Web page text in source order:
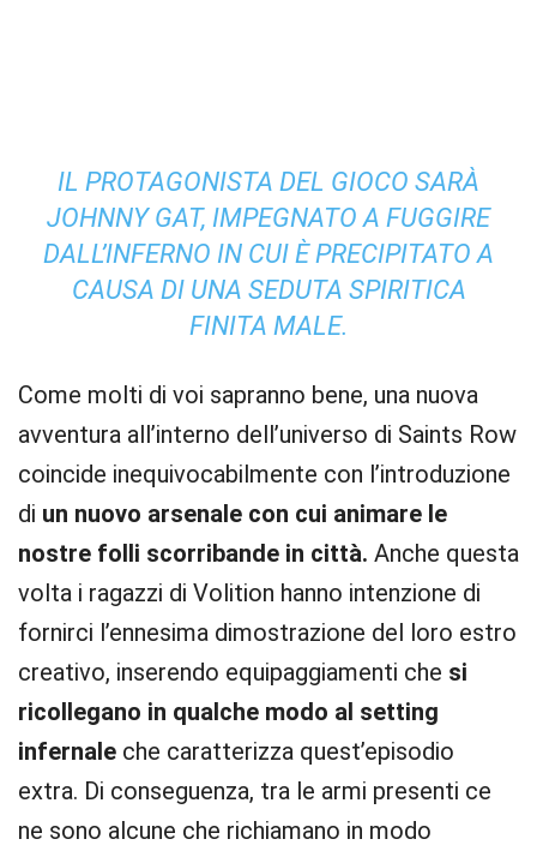
IL PROTAGONISTA DEL GIOCO SARÀ
JOHNNY GAT, IMPEGNATO A FUGGIRE
DALL’INFERNO IN CUI È PRECIPITATO A
CAUSA DI UNA SEDUTA SPIRITICA
FINITA MALE.
Come molti di voi sapranno bene, una nuova
avventura all’interno dell’universo di Saints Row
coincide inequivocabilmente con l’introduzione
di un nuovo arsenale con cui animare le
nostre folli scorribande in città. Anche questa
volta i ragazzi di Volition hanno intenzione di
fornirci l’ennesima dimostrazione del loro estro
creativo, inserendo equipaggiamenti che si
ricollegano in qualche modo al setting
infernale che caratterizza quest’episodio
extra. Di conseguenza, tra le armi presenti ce
ne sono alcune che richiamano in modo